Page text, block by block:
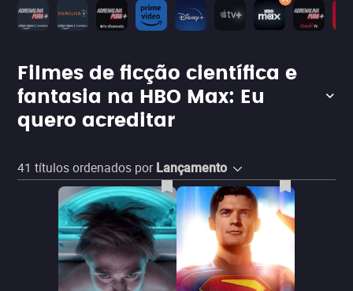
Filmes de ficção científica e
fantasia na HBO Max: Eu
quero acreditar
41 títulos ordenados por Lançamento